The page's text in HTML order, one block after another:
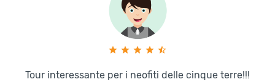
Tour interessante per i neofiti delle cinque terre!!!